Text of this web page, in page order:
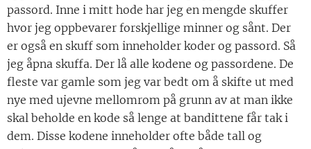
passord. Inne i mitt hode har jeg en mengde skuffer
hvor jeg oppbevarer forskjellige minner og sånt. Der
er også en skuff som inneholder koder og passord. Så
jeg åpna skuffa. Der lå alle kodene og passordene. De
fleste var gamle som jeg var bedt om å skifte ut med
nye med ujevne mellomrom på grunn av at man ikke
skal beholde en kode så lenge at bandittene får tak i
dem. Disse kodene inneholder ofte både tall og